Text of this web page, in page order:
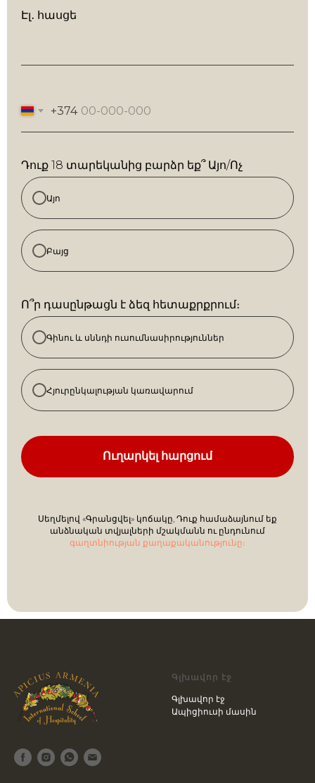
Էլ․ հասցե
+374
Դուք 18 տարեկանից բարձր եք՞ Այո/Ոչ
Այո
Բայց
Ո՞ր դասընթացն է ձեզ հետաքրքրում։
Գինու և սննդի ուսումնասիրություններ
Հյուրընկալության կառավարում
Ուղարկել հարցում
Սեղմելով «Գրանցվել» կոճակը, Դուք համաձայնում եք
անձնական տվյալների մշակմանն ու ընդունում
գաղտնիության քաղաքականությունը։
Գլխավոր էջ
Գլխավոր էջ
Ապիցիուսի մասին